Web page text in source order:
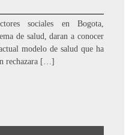
sociales en Bogota,
de salud, daran a conocer
modelo de salud que ha
rechazara […]